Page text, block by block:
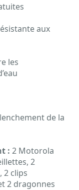
aux
les
de la
:2 Motorola
2
2 clips
2 dragonnes